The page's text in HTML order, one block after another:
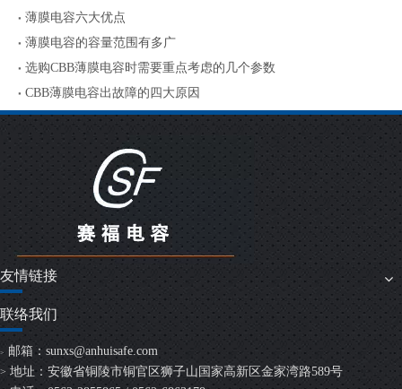
薄膜电容六大优点
薄膜电容的容量范围有多广
选购CBB薄膜电容时需要重点考虑的几个参数
CBB薄膜电容出故障的四大原因
友情链接
联络我们
> 邮箱： sunxs@anhuisafe.com
> 地址：安徽省铜陵市铜官区狮子山国家高新区金家湾路589号